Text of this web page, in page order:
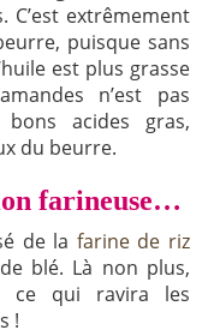
C’est extrêmement
puisque sans
est plus grasse
n’est pas
acides gras,
du beurre.
farineuse…
de la farine de riz
blé. Là non plus,
ce qui ravira les
!